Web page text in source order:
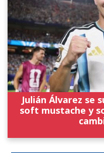
Julián Álvarez se
soft mustache y